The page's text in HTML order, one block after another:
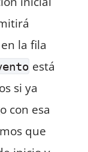
la fila
está
si ya
con esa
que